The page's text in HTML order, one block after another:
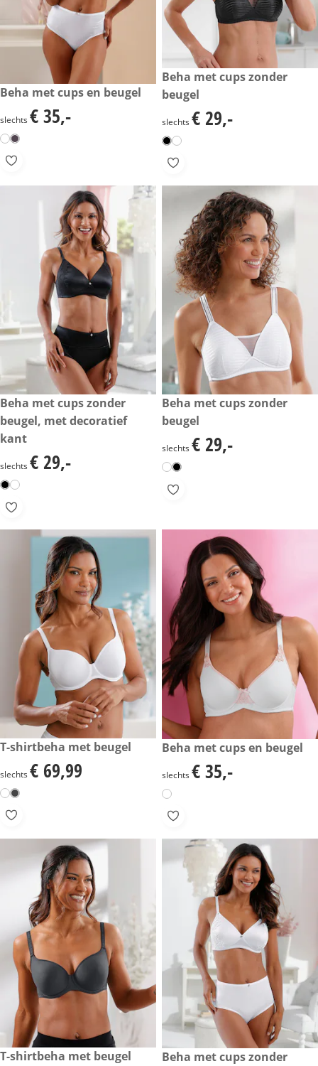
€ 35,-
Beha met cups en beugel
€ 35,-
slechts € 35,-
€ 29,-
Beha met cups zonder
beugel
€ 29,-
slechts € 29,-
€ 29,-
Beha met cups zonder
beugel, met decoratief
kant
€ 29,-
slechts € 29,-
€ 29,-
Beha met cups zonder
beugel
€ 29,-
slechts € 29,-
€ 69,99
T-shirtbeha met beugel
€ 69,99
slechts € 69,99
€ 35,-
Beha met cups en beugel
€ 35,-
slechts € 35,-
€ 69,99
T-shirtbeha met beugel
€ 29,-
Beha met cups zonder